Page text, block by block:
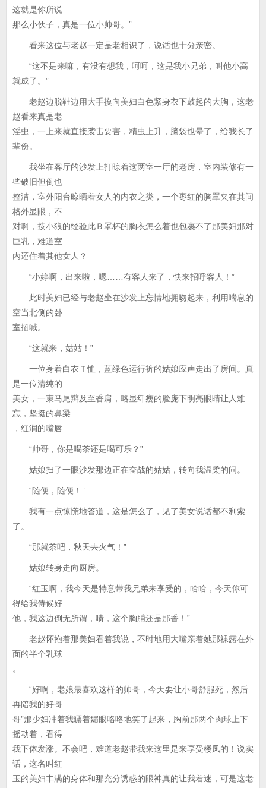
这就是你所说
那么小伙子，真是一位小帅哥。”
看来这位与老赵一定是老相识了，说话也十分亲密。
“这不是来嘛，有没有想我，呵呵，这是我小兄弟，叫他小高
就成了。”
老赵边脱靯边用大手摸向美妇白色紧身衣下鼓起的大胸，这老
赵看来真是老
淫虫，一上来就直接袭击要害，精虫上升，脑袋也晕了，给我长了
辈份。
我坐在客厅的沙发上打晾着这两室一厅的老房，室内装修有一
些破旧但倒也
整洁，室外阳台晾晒着女人的内衣之类，一个枣红的胸罩夹在其间
格外显眼，不
对啊，按小狼的经验此Ｂ罩杯的胸衣怎么着也包裹不了那美妇那对
巨乳，难道室
内还住着其他女人？
“小婷啊，出来啦，嗯……有客人来了，快来招呼客人！”
此时美妇已经与老赵坐在沙发上忘情地拥吻起来，利用喘息的
空当北侧的卧
室招喊。
“这就来，姑姑！”
一位身着白衣Ｔ恤，蓝绿色运行裤的姑娘应声走出了房间。真
是一位清纯的
美女，一束马尾辫及至香肩，略显纤瘦的脸庞下明亮眼睛让人难
忘，坚挺的鼻梁
，红润的嘴唇……
“帅哥，你是喝茶还是喝可乐？”
姑娘扫了一眼沙发那边正在奋战的姑姑，转向我温柔的问。
“随便，随便！”
我有一点惊慌地答道，这是怎么了，见了美女说话都不利索
了。
“那就茶吧，秋天去火气！”
姑娘转身走向厨房。
“红玉啊，我今天是特意带我兄弟来享受的，哈哈，今天你可
得给我侍候好
他，我这边倒无所谓，啧，这个胸脯还是那香！”
老赵怀抱着那美妇看着我说，不时地用大嘴亲着她那祼露在外
面的半个乳球
。
“好啊，老娘最喜欢这样的帅哥，今天要让小哥舒服死，然后
再陪我的好哥
哥”那少妇冲着我瞟着媚眼咯咯地笑了起来，胸前那两个肉球上下
摇动着，看得
我下体发涨。不会吧，难道老赵带我来这里是来享受楼凤的！说实
话，这名叫红
玉的美妇丰满的身体和那充分诱惑的眼神真的让我着迷，可是这老